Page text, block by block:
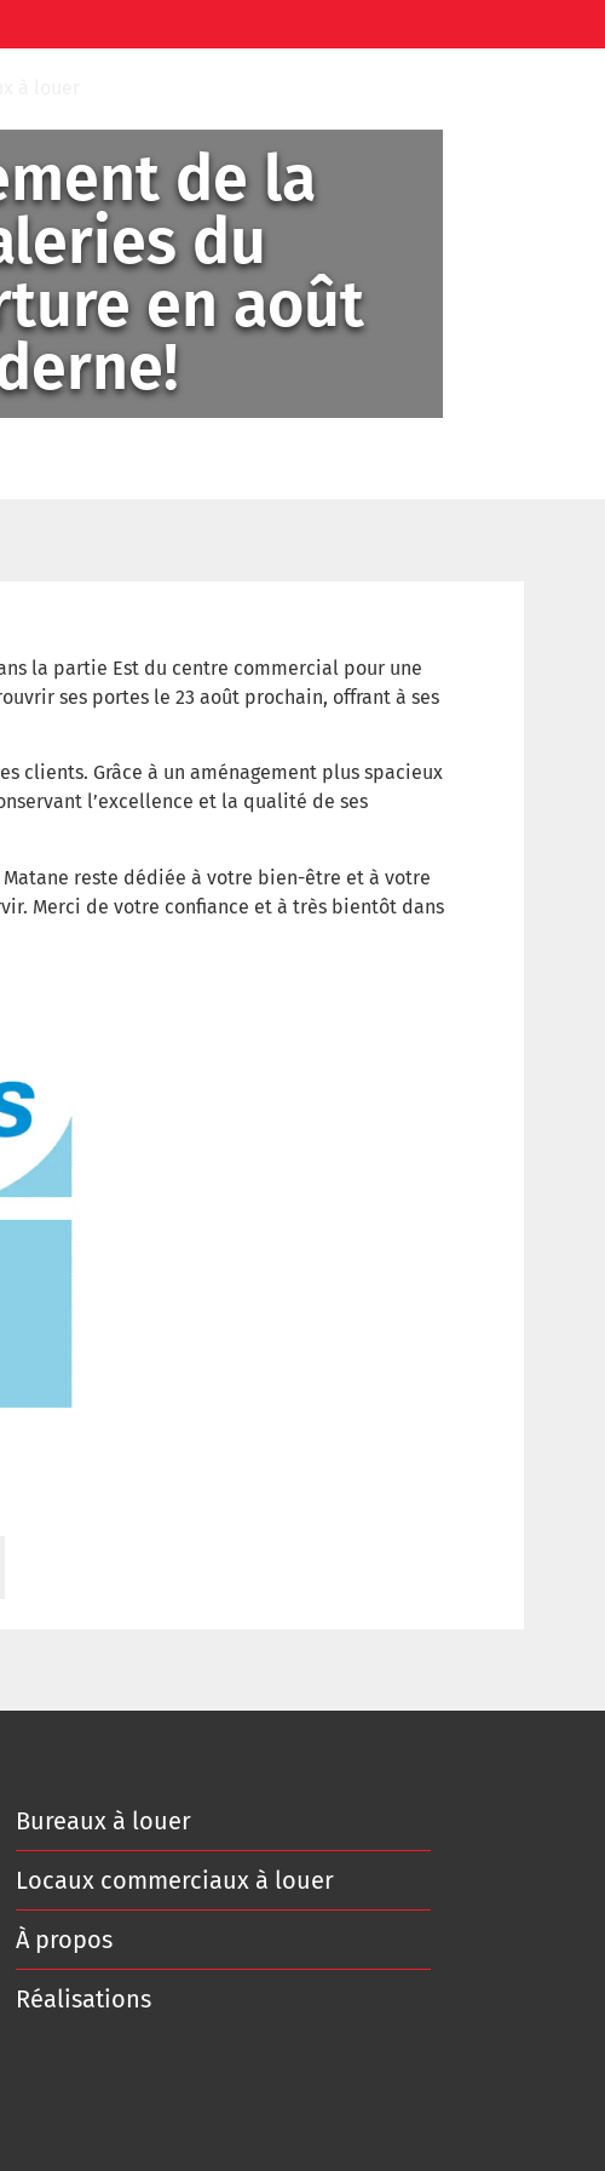
de la
du
en août
la partie Est du centre commercial pour une
ses portes le 23 août prochain, offrant à ses
clients. Grâce à un aménagement plus spacieux
l’excellence et la qualité de ses
reste dédiée à votre bien-être et à votre
Merci de votre confiance et à très bientôt dans
Bureaux à louer
Locaux commerciaux à louer
À propos
Réalisations